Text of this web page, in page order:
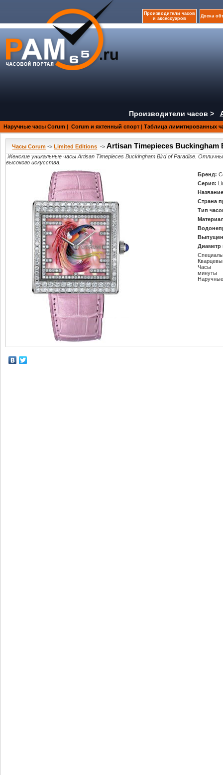
Производители часов
и аксессуаров
Доска
Производители часов >
Наручные часы Corum | Corum и яхтенный спорт | Таблица лимитированных
Часы Corum -> Limited Editions ->Artisan Timepieces Buckingham
Женские уникальные часы Artisan Timepieces Buckingham Bird of Paradise.
высокого искусства.
Бренд:
Серия:
Страна
Тип
Диаметр
Часы
минуты